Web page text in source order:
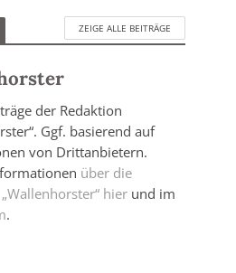
ZEIGE ALLE BEITRÄGE
der Redaktion
Ggf. basierend auf
von Drittanbietern.
über die
hierund im
.